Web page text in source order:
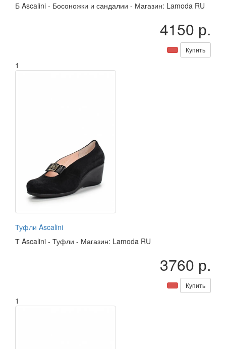
Б Ascalini - Босоножки и сандалии - Магазин: Lamoda RU
4150 р.
Купить
1
Туфли Ascalini
Т Ascalini - Туфли - Магазин: Lamoda RU
3760 р.
Купить
1